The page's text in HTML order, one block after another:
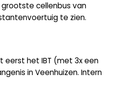
grootste cellenbus van
te zien.
eerst het IBT (met 3x een
in Veenhuizen. Intern